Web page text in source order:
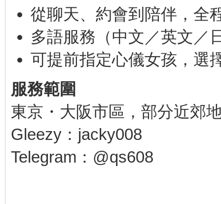
從聊天、約會到陪伴，全
多語服務（中文／英文／
可提前指定心儀女孩，選
服務範圍
東京・大阪市區，部分近郊
Gleezy：jacky008
Telegram：@qs608